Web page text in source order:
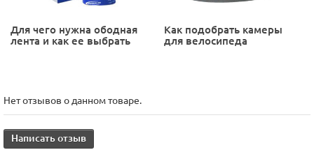
Для чего нужна ободная
лента и как ее выбрать
Как подобрать камеры
для велосипеда
Нет отзывов о данном товаре.
Написать отзыв